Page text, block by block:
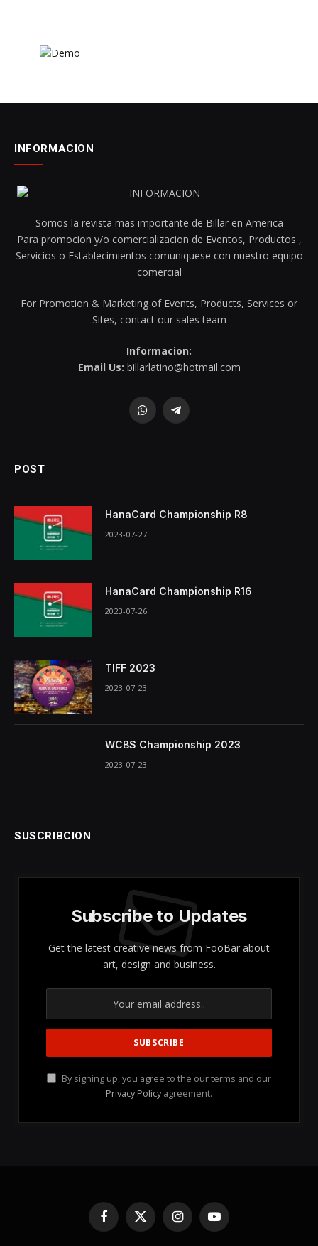
INFORMACION
Somos la revista mas importante de Billar en America
Para promocion y/o comercializacion de Eventos, Productos ,
Servicios o Establecimientos comuniquese con nuestro equipo
comercial
For Promotion & Marketing of Events, Products, Services or
Sites, contact our sales team
Informacion:
Email Us: billarlatino@hotmail.com
WhatsAppTelegram
POST
HanaCard Championship R8
2023-07-27
HanaCard Championship R16
2023-07-26
TIFF 2023
2023-07-23
WCBS Championship 2023
2023-07-23
SUSCRIBCION
Subscribe to Updates
Get the latest creative news from FooBar about
art, design and business.
By signing up, you agree to the our terms and our
Privacy Policy agreement.
Facebook
X
(Twitter)
InstagramYouTube